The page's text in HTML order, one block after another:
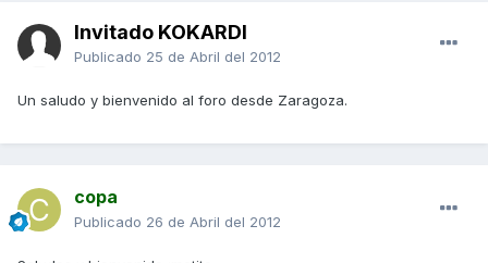
Invitado KOKARDI
Publicado 25 de Abril del 2012
Un saludo y bienvenido al foro desde Zaragoza.
copa
Publicado 26 de Abril del 2012